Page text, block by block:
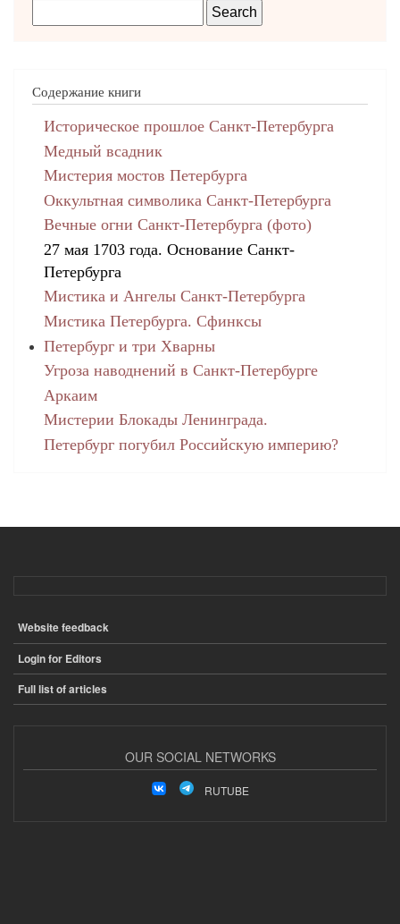
Содержание книги
Историческое прошлое Санкт-Петербурга
Медный всадник
Мистерия мостов Петербурга
Оккультная символика Санкт-Петербурга
Вечные огни Санкт-Петербурга (фото)
27 мая 1703 года. Основание Санкт-
Петербурга
Мистика и Ангелы Санкт-Петербурга
Мистика Петербурга. Сфинксы
Петербург и три Хварны
Угроза наводнений в Санкт-Петербурге
Аркаим
Мистерии Блокады Ленинграда.
Петербург погубил Российскую империю?
ПОДВАЛ
Website feedback
Login for Editors
Full list of articles
OUR SOCIAL NETWORKS
RUTUBE